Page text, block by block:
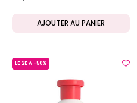
AJOUTER AU PANIER
LE 2E A -50%